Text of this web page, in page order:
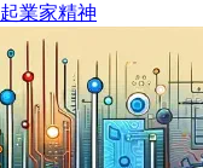
起業家精神